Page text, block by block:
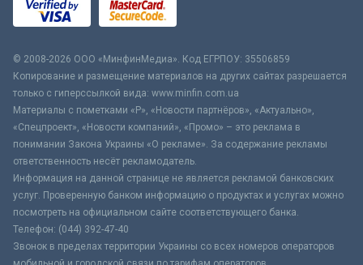
© 2008-2026 ООО «МинфинМедиа». Код ЕГРПОУ: 35506859
Копирование и размещение материалов на других сайтах разрешается
только с гиперссылкой вида: www.minfin.com.ua
Материалы с пометками «Р», «Новости партнёров», «Актуально»,
«Спецпроект», «Новости компаний», «Промо» – это реклама в
понимании Закона Украины «О рекламе». За содержание рекламы
ответственность несёт рекламодатель.
Информация на данной странице не является рекламой банковских
услуг. Проверенную банком информацию о продуктах и услугах можно
посмотреть на официальном сайте соответствующего банка.
Телефон: (044) 392-47-40
Звонок в пределах территории Украины со всех номеров операторов